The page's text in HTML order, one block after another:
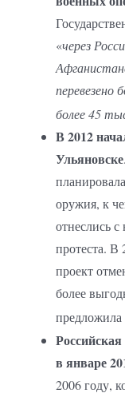
«через
перевезено
более 45
В 2012
Ульяновске
оружия, к
отнеслись
протеста. В
проект
более
предложила
в январе
2006 году,